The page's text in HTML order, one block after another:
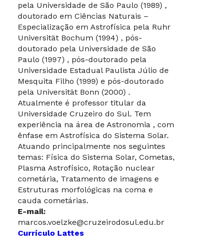
pela Universidade de São Paulo (1989) ,
doutorado em Ciências Naturais –
Especialização em Astrofísica pela Ruhr
Universität Bochum (1994) , pós-
doutorado pela Universidade de São
Paulo (1997) , pós-doutorado pela
Universidade Estadual Paulista Júlio de
Mesquita Filho (1999) e pós-doutorado
pela Universität Bonn (2000) .
Atualmente é professor titular da
Universidade Cruzeiro do Sul. Tem
experiência na área de Astronomia , com
ênfase em Astrofísica do Sistema Solar.
Atuando principalmente nos seguintes
temas: Física do Sistema Solar, Cometas,
Plasma Astrofísico, Rotação nuclear
cometária, Tratamento de imagens e
Estruturas morfológicas na coma e
cauda cometárias.
E-mail:
marcos.voelzke@cruzeirodosul.edu.br
Currículo Lattes